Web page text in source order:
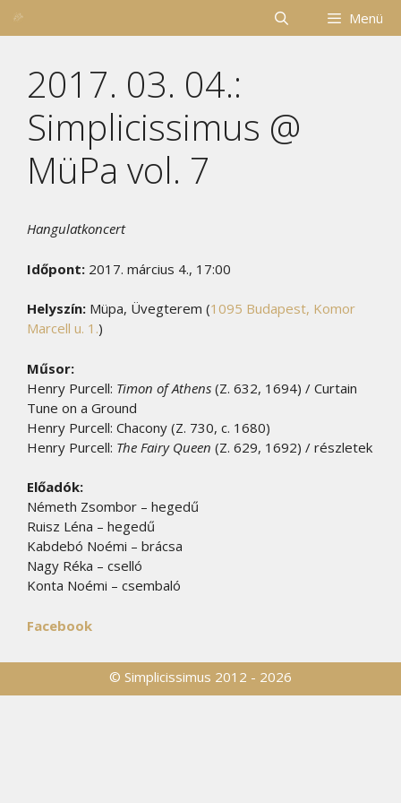
Kilépés
Menü
2017. 03. 04.:
Simplicissimus @
MüPa vol. 7
Hangulatkoncert
Időpont: 2017. március 4., 17:00
Helyszín: Müpa, Üvegterem (1095 Budapest, Komor
Marcell u. 1.)
Műsor:
Henry Purcell: Timon of Athens (Z. 632, 1694) / Curtain
Tune on a Ground
Henry Purcell: Chacony (Z. 730, c. 1680)
Henry Purcell: The Fairy Queen (Z. 629, 1692) / részletek
Előadók:
Németh Zsombor – hegedű
Ruisz Léna – hegedű
Kabdebó Noémi – brácsa
Nagy Réka – cselló
Konta Noémi – csembaló
Facebook
© Simplicissimus 2012 - 2026